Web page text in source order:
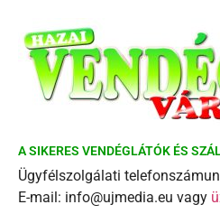
A SIKERES VENDÉGLÁTÓK ÉS
Ügyfélszolgálati
E-mail: info@ujmedia.eu vagy